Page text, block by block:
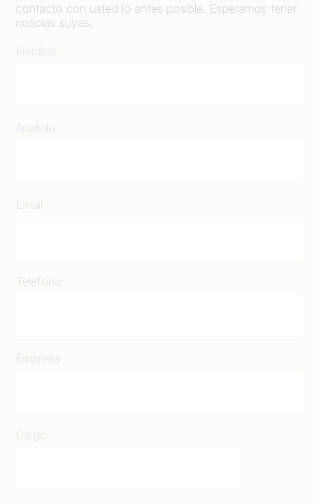
contacto con usted lo antes posible. Esperamos tener
noticias suyas.
Nombre
Apellido
Email
Teléfono
Empresa
Cargo